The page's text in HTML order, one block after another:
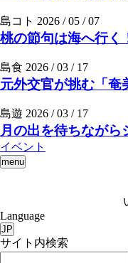
島コト 2026 / 05 / 07
桃の節句は海へ行く
島食 2026 / 03 / 17
元外交官が挑む「奄
島遊 2026 / 03 / 17
月の出を待ちながら
イベント
menu
Language
JP
サイト内検索